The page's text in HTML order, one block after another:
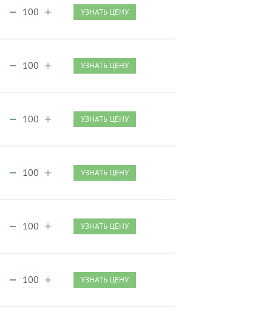
УЗНАТЬ ЦЕНУ
УЗНАТЬ ЦЕНУ
УЗНАТЬ ЦЕНУ
УЗНАТЬ ЦЕНУ
УЗНАТЬ ЦЕНУ
УЗНАТЬ ЦЕНУ